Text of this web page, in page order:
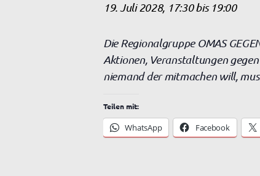
19. Juli 2028, 17:30bis 19:00
Die Regionalgruppe OMAS
Aktionen, Veranstaltungen
niemand der mitmachen will,
Teilen mit:
WhatsApp Facebook